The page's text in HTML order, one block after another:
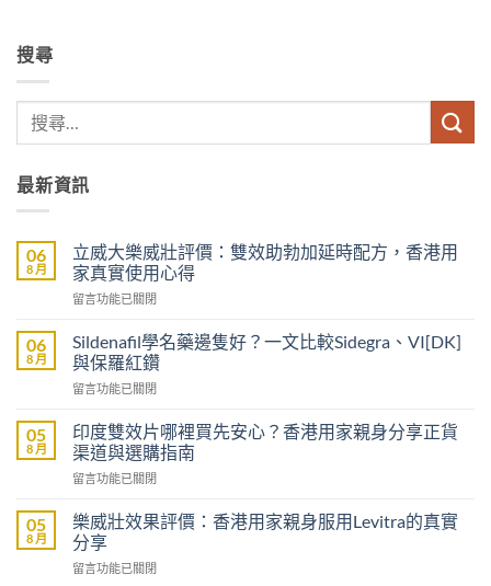
搜尋
最新資訊
06
8 月
立威大樂威壯評價：雙效助勃加延時配方，香港用
家真實使用心得
在
威
大
樂
威
評
價：
雙
效
勃
加
時
留言功能已關閉
06
8 月
Sildenafil學名藥邊隻好？一文比較Sidegra、VI[DK]
與保羅紅鑽
在
學
名
藥
邊
好？
一
文
比
留言功能已關閉
05
8 月
印度雙效片哪裡買先安心？香港用家親身分享正貨
渠道與選購指南
在
度
雙
效
片
留言功能已關閉
05
8 月
樂威壯效果評價：香港用家親身服用Levitra的真實
分享
在
留言功能已關閉